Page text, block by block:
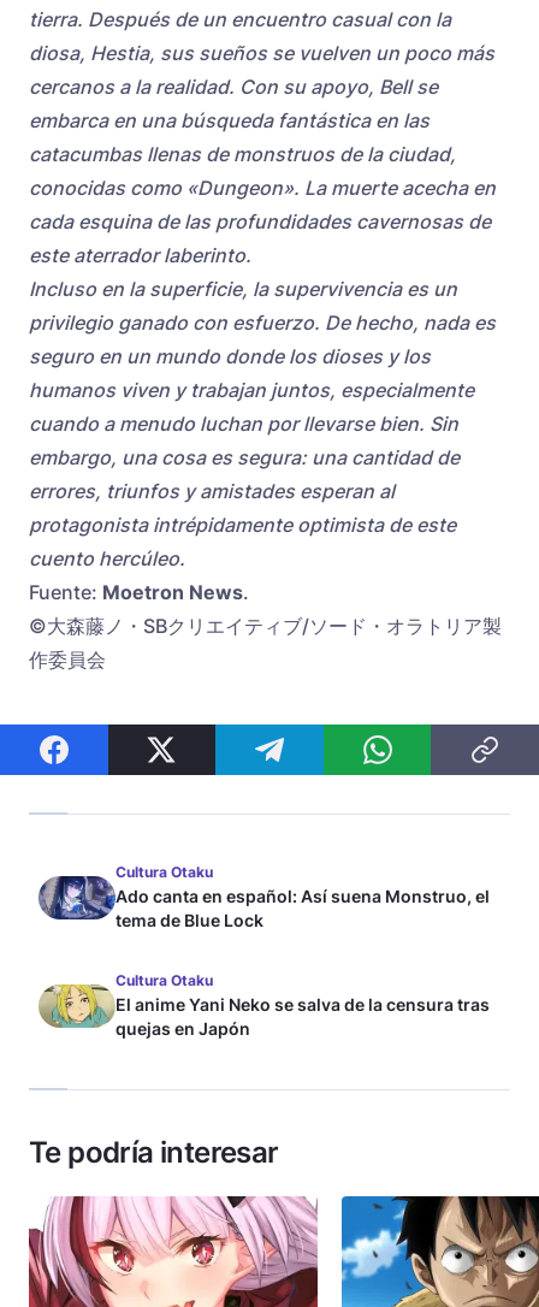
tierra. Después de un encuentro casual con la
diosa, Hestia, sus sueños se vuelven un poco más
cercanos a la realidad. Con su apoyo, Bell se
embarca en una búsqueda fantástica en las
catacumbas llenas de monstruos de la ciudad,
conocidas como «Dungeon». La muerte acecha en
cada esquina de las profundidades cavernosas de
este aterrador laberinto.
Incluso en la superficie, la supervivencia es un
privilegio ganado con esfuerzo. De hecho, nada es
seguro en un mundo donde los dioses y los
humanos viven y trabajan juntos, especialmente
cuando a menudo luchan por llevarse bien. Sin
embargo, una cosa es segura: una cantidad de
errores, triunfos y amistades esperan al
protagonista intrépidamente optimista de este
cuento hercúleo.
Fuente: Moetron News.
©大森藤ノ・SBクリエイティブ/ソード・オラトリア製
作委員会
Cultura Otaku
Ado canta en español: Así suena Monstruo, el
tema de Blue Lock
Cultura Otaku
El anime Yani Neko se salva de la censura tras
quejas en Japón
Te podría interesar